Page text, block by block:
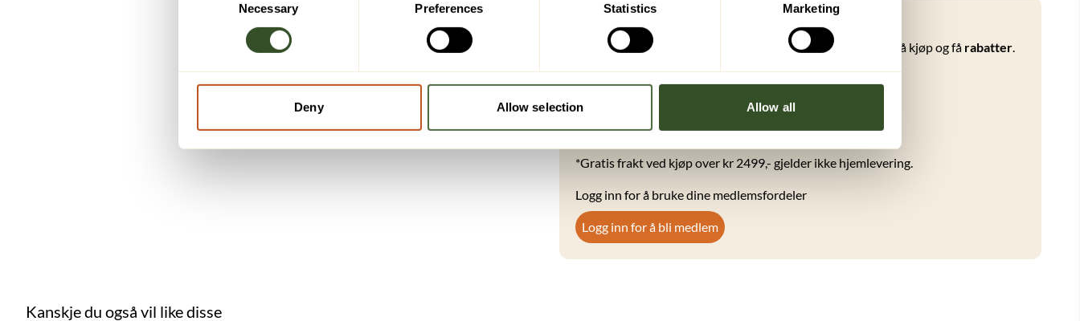
Necessary Preferences Statistics Marketing
Deny Allow selection Allow all
Medlemmer hos Velferdsbutikken!
Får en rabattkode på ved innmelding, samle poeng på kjøp og få rabatter.
Fri fraktpå kjøp over kr 2499,-*
Eksklusive tilbud
kun for medlemmer
4000 poeng = 200 kr rabatt
*Gratis frakt ved kjøp over kr 2499,- gjelder ikke hjemlevering.
Logg inn for å bruke dine medlemsfordeler
Logg inn for å bli medlem
Kanskje du også vil like disse